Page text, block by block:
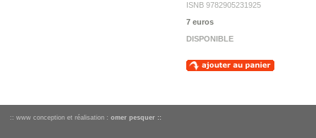
ISNB 9782905231925
7 euros
DISPONIBLE
:: www conception et réalisation : omer pesquer ::